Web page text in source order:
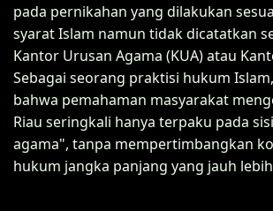
pada pernikahan yang dilakukan
syarat Islam namun tidak dicatatkan
Kantor Urusan Agama (KUA) atau
Sebagai seorang praktisi hukum
bahwa pemahaman masyarakat
Riau seringkali hanya terpaku pada
agama", tanpa mempertimbangkan
hukum jangka panjang yang jauh